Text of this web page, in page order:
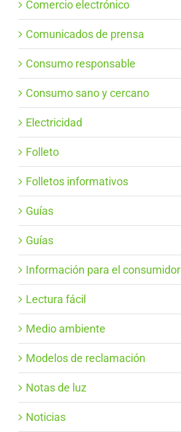
Comercio electrónico
Comunicados de prensa
Consumo responsable
Consumo sano y cercano
Electricidad
Folleto
Folletos informativos
Guías
Guías
Información para el consumidor
Lectura fácil
Medio ambiente
Modelos de reclamación
Notas de luz
Noticias